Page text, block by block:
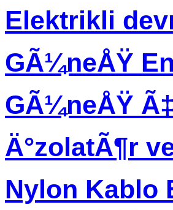
Elektrikli
GÃ¼neÅŸ
GÃ¼neÅŸ
Ä°zolatÃ¶r
Nylon Kablo